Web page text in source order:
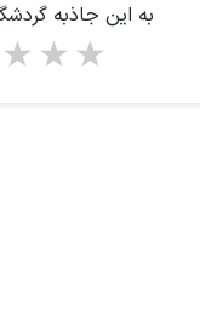
به این جاذبه
5 stars
4 stars